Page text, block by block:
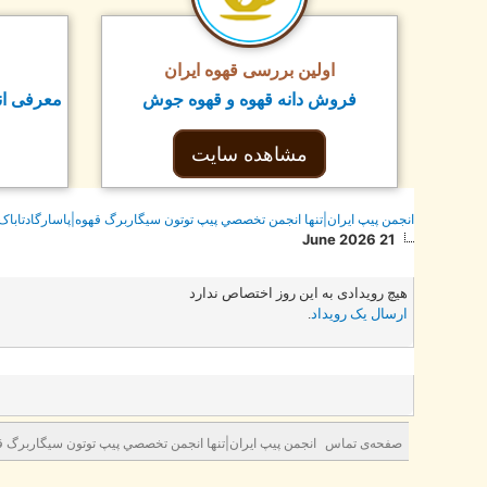
اولین بررسی قهوه ایران
فروش دانه قهوه و قهوه جوش
مشاهده سایت
معرفی
انجمن پيپ ايران|تنها انجمن تخصصي پيپ توتون سيگاربرگ
21 June 2026
هیچ رویدادی به این روز اختصاص ندارد
ارسال یک رویداد
صفحه‌ی تماس انجمن پيپ ايران|تنها انجمن تخصصي پيپ توتون سيگاربرگ